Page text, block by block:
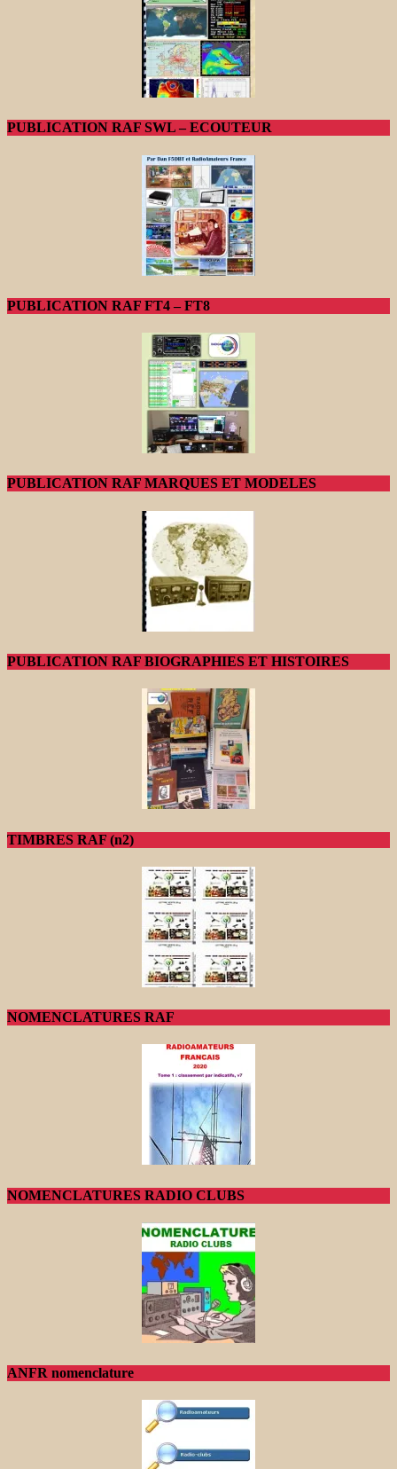
PUBLICATION RAF SWL – ECOUTEUR
PUBLICATION RAF FT4 – FT8
PUBLICATION RAF MARQUES ET MODELES
PUBLICATION RAF BIOGRAPHIES ET HISTOIRES
TIMBRES RAF (n2)
NOMENCLATURES RAF
NOMENCLATURES RADIO CLUBS
ANFR nomenclature